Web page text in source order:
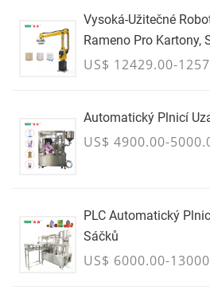
Vysoká-Užitečné
Rameno Pro Kartony,
Kontejnery -
US$ 12429.00-
Automatický Plnicí
US$ 4900.00-
PLC Automatický
Sáčků
US$ 6000.00-